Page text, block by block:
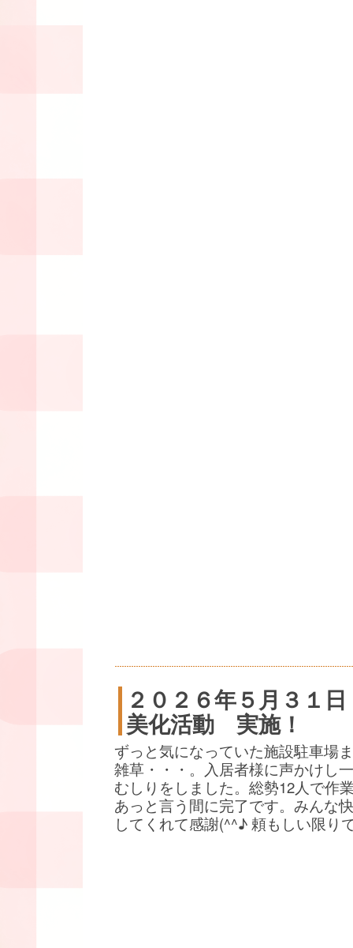
２０２６年５月３１日
美化活動 実施！
ずっと気になっていた施設駐車場
雑草・・・。入居者様に声かけし
むしりをしました。総勢12人で作
あっと言う間に完了です。みんな
してくれて感謝(^^♪ 頼もしい限り